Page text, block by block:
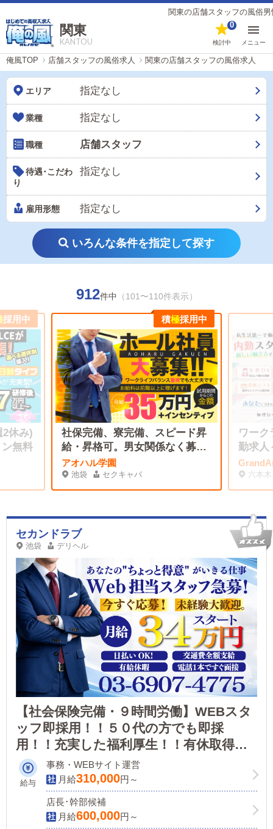
関東の店舗スタッフの風俗男性求人（11ペー
関東
KANTOU 検討中
0
メニュー
俺風TOP 店舗スタッフの風俗求人 関東の店舗スタッフの風俗求人
エリア 指定なし
業種 指定なし
職種 店舗スタッフ
待遇･こだわ
り
指定なし
雇用形態 指定なし
いろんな条件を指定して探す
912件中 （101〜110件表示）
2休み)
無料
採用中
社保完備、寮完備、スピード昇
給・昇格可。男女関係なく募集
中！
アオハル学園
池袋 セクキャバ
積極採用中
ワーク
勤求人
六本木
セカンドラブ
池袋 デリヘル
【社会保険完備・９時間労働】WEBスタ
ッフ即採用！！５０代の方でも即採
用！！充実した福利厚生！！有休取得に
より連休可能！店舗拡大につき今なら採
用率１００パーセント！！お気軽にお問
合せ下さい！！
給与
事務・WEBサイト運営
月給310,000円～
店長･幹部候補
月給600,000円～